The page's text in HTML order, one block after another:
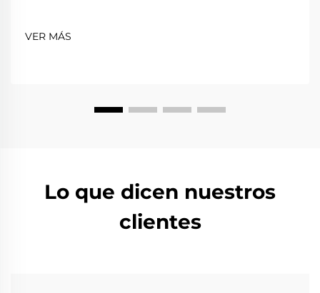
VER MÁS
Lo que dicen nuestros
clientes